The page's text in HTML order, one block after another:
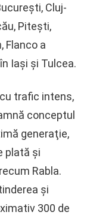
Cluj-
Piteşti,
Flanco a
Iaşi şi Tulcea.
trafic intens,
conceptul
generaţie,
plată şi
Rabla.
şi
300 de